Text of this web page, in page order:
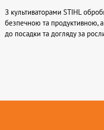
З культиваторами STIHL
безпечною та продуктивною, а
до посадки та догляду за